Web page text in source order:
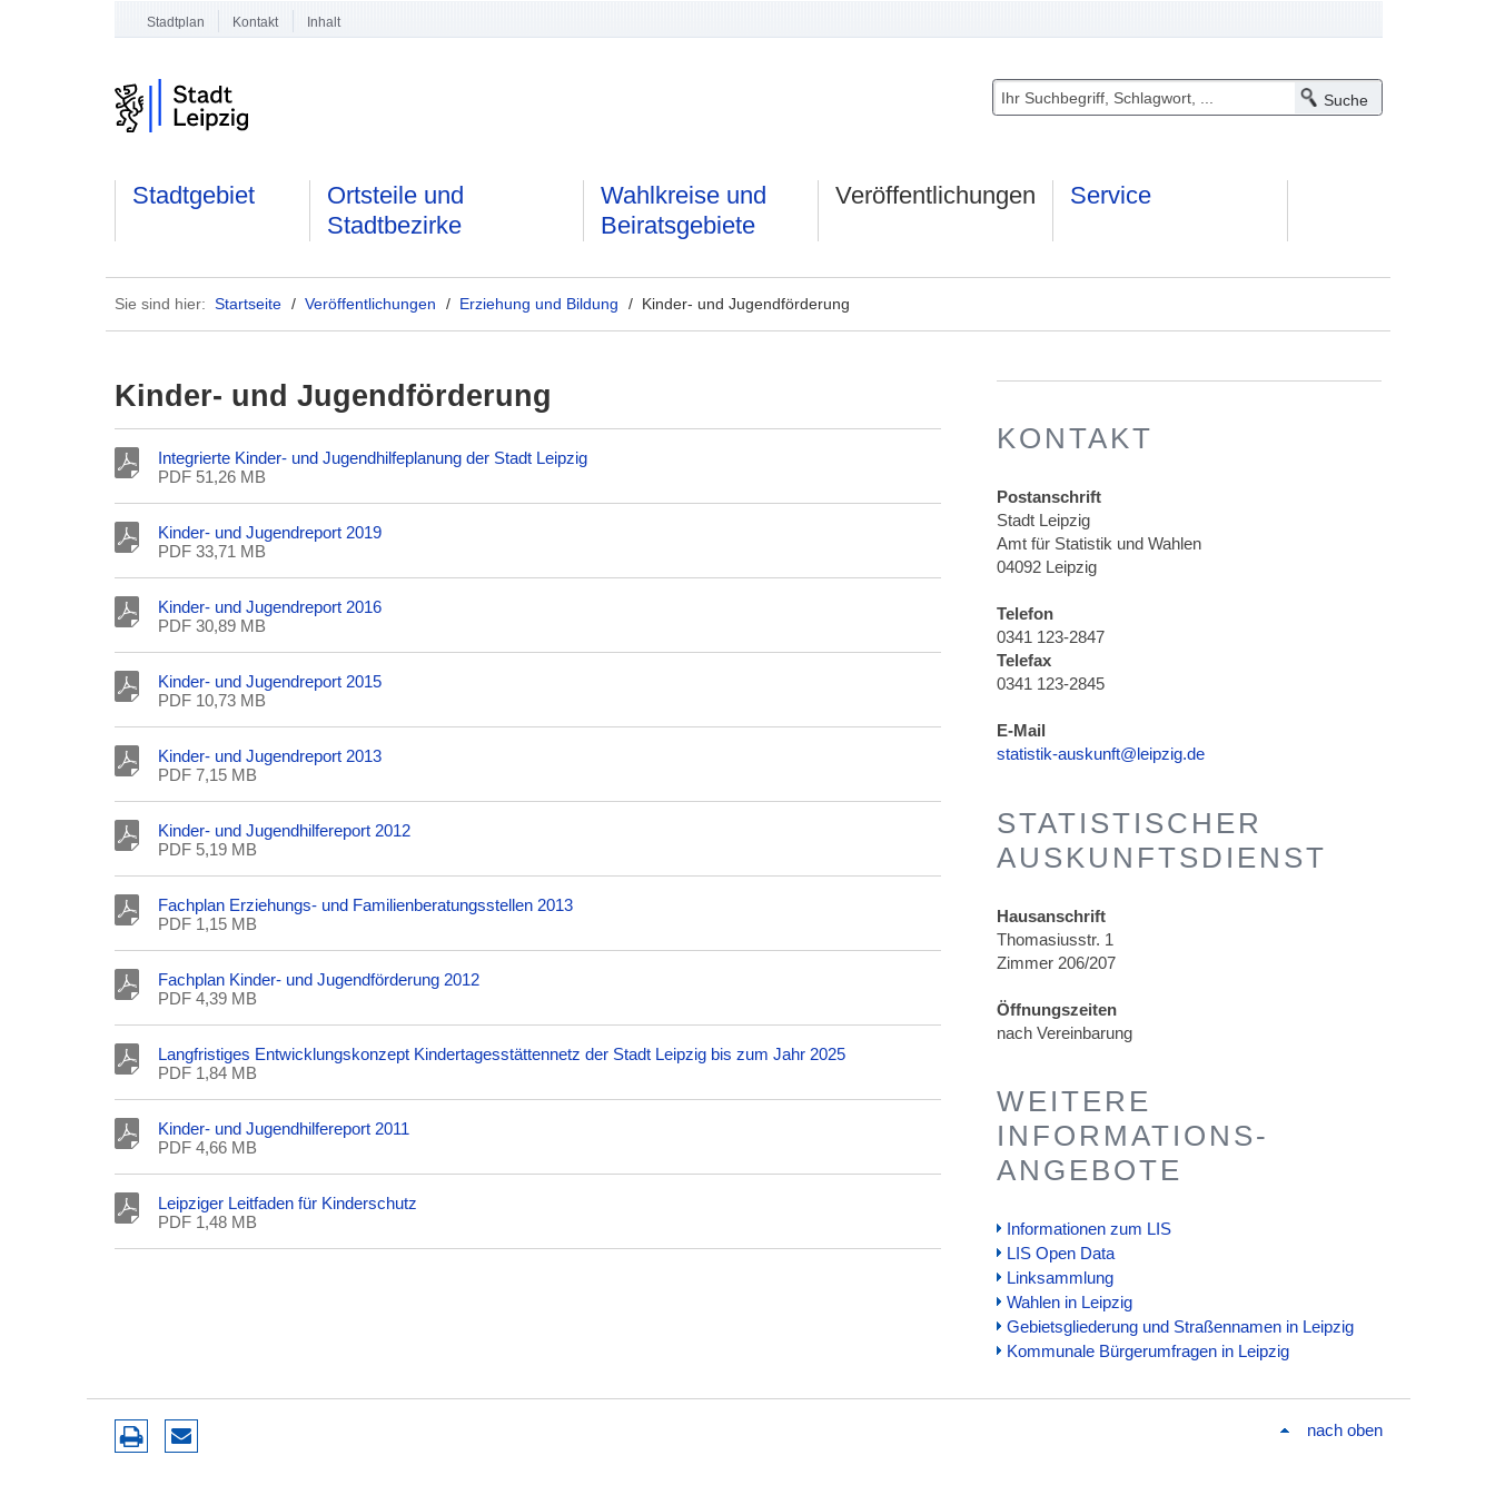
Stadtplan Kontakt Inhalt
Stadtgebiet
Ortsteile und
Stadtbezirke
Wahlkreise und
Beiratsgebiete
Veröffentlichungen Service
Sie sind hier: Startseite /Veröffentlichungen / Erziehung und Bildung / Kinder- und Jugendförderung
Kinder- und Jugendförderung
Integrierte Kinder- und Jugendhilfeplanung der Stadt Leipzig
PDF 51,26 MB
Kinder- und Jugendreport 2019
PDF 33,71 MB
Kinder- und Jugendreport 2016
PDF 30,89 MB
Kinder- und Jugendreport 2015
PDF 10,73 MB
Kinder- und Jugendreport 2013
PDF 7,15 MB
Kinder- und Jugendhilfereport 2012
PDF 5,19 MB
Fachplan Erziehungs- und Familienberatungsstellen 2013
PDF 1,15 MB
Fachplan Kinder- und Jugendförderung 2012
PDF 4,39 MB
Langfristiges Entwicklungskonzept Kindertagesstättennetz der Stadt Leipzig bis zum Jahr 2025
PDF 1,84 MB
Kinder- und Jugendhilfereport 2011
PDF 4,66 MB
Leipziger Leitfaden für Kinderschutz
PDF 1,48 MB
KONTAKT
Postanschrift
Stadt Leipzig
Amt für Statistik und Wahlen
04092 Leipzig
Telefon
0341 123-2847
Telefax
0341 123-2845
E-Mail
statistik-auskunft@leipzig.de
STATISTISCHER
AUSKUNFTSDIENST
Hausanschrift
Thomasiusstr. 1
Zimmer 206/207
Öffnungszeiten
nach Vereinbarung
WEITERE
INFORMATIONS-
ANGEBOTE
Informationen zum LIS
LIS Open Data
Linksammlung
Wahlen in Leipzig
Gebietsgliederung und Straßennamen in Leipzig
Kommunale Bürgerumfragen in Leipzig
nach oben